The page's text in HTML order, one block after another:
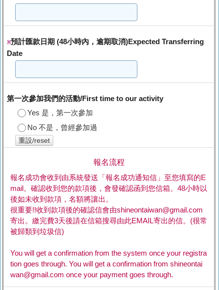
※預計匯款日期 (48小時內，逾期取消)Expected Transferring
Date
第一次參加我們的活動/First time to our activity
Yes 是，第一次參加
No 不是，曾經參加過
重設/reset
報名流程
報名成功會收到由系統發送「報名成功通知信」至您填寫的E
mail。確認收到您的款項後，會發確認函到您信箱。48小時以
後如未收到款項，名額將讓出。
很重要!!收到款項後的確認信會由shineontaiwan@gmail.com
寄出。繳完費3天後請在信箱搜尋由此EMAIL寄出的信。(很常
被歸類到垃圾信)
You will get a confirmation from the system once your registra
tion goes through. You will get a confirmation from shineontai
wan@gmail.com once your payment goes through.